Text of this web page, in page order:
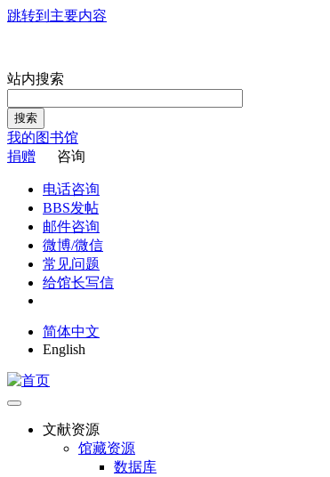
跳转到主要内容
站内搜索
搜索
我的图书馆
捐赠
咨询
电话咨询
BBS发帖
邮件咨询
微博/微信
常见问题
给馆长写信
简体中文
English
文献资源
馆藏资源
数据库